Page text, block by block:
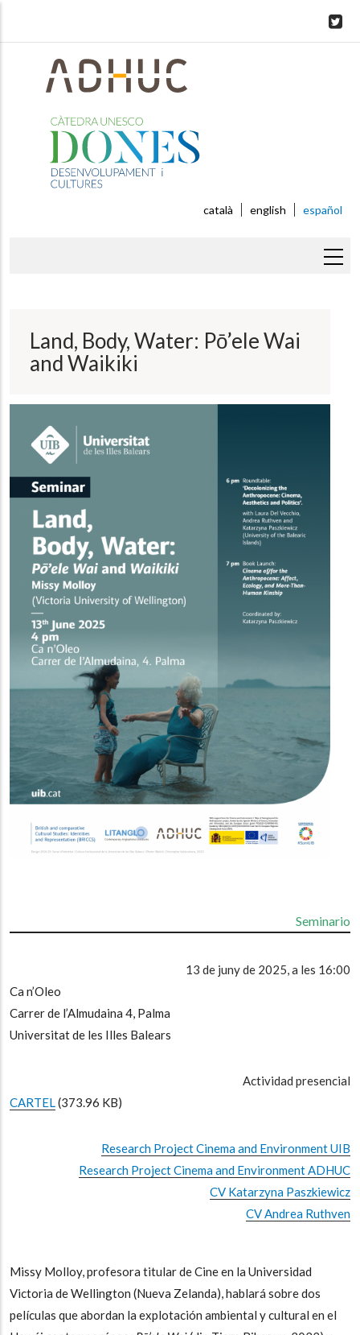
català english español
ayudaLand, Body, Water: Pō’ele Wai
and Waikiki
Seminario
13 de juny de 2025, a les 16:00
Ca n’Oleo
Carrer de l’Almudaina 4, Palma
Universitat de les Illes Balears
Actividad presencial
CARTEL(373.96 KB)
Research Project Cinema and Environment UIB
Research Project Cinema and Environment ADHUC
CV Katarzyna Paszkiewicz
CV Andrea Ruthven
Missy Molloy, profesora titular de Cine en la Universidad
Victoria de Wellington (Nueva Zelanda), hablará sobre dos
películas que abordan la explotación ambiental y cultural en el